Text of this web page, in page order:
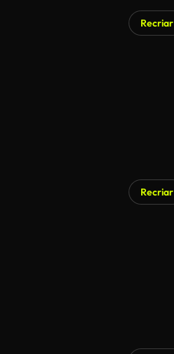
Recriar
Recriar